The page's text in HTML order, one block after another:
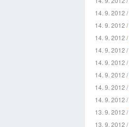
14. 9. 2012 /
14. 9. 2012 /
14. 9. 2012 /
14. 9. 2012 /
14. 9. 2012 /
14. 9. 2012 /
14. 9. 2012 /
14. 9. 2012 /
13. 9. 2012 /
13. 9. 2012 /